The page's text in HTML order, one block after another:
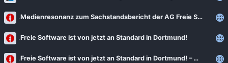
Medienresonanz zum Sachstandsbericht der AG Freie Software
Freie Software ist von jetzt an Standard in Dortmund!
Freie Software ist von jetzt an Standard in Dortmund! – Medienresonanz